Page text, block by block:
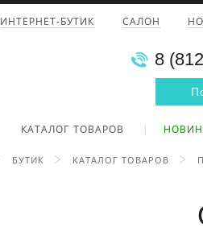
ИНТЕРНЕТ-БУТИК САЛОН
8
КАТАЛОГ ТОВАРОВ
БУТИК КАТАЛОГ ТОВАРОВ